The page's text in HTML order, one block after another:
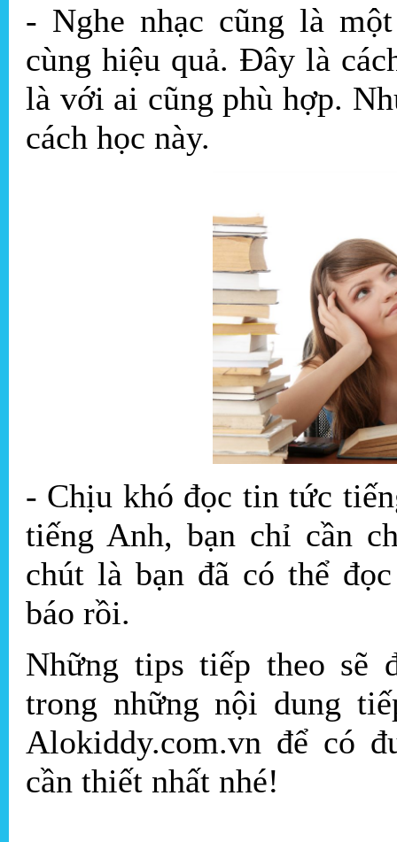
- Nghe nhạc cũng là
cùng hiệu quả. Đây là
là với ai cũng phù hợp.
cách học này.
- Chịu khó đọc tin tức
tiếng Anh, bạn chỉ cần
chút là bạn đã có thể
báo rồi.
Những tips tiếp theo sẽ
trong những nội dung
Alokiddy.com.vn để có
cần thiết nhất nhé!